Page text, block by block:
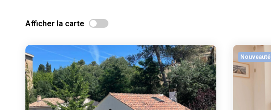
Afficher la carte
Nouveauté